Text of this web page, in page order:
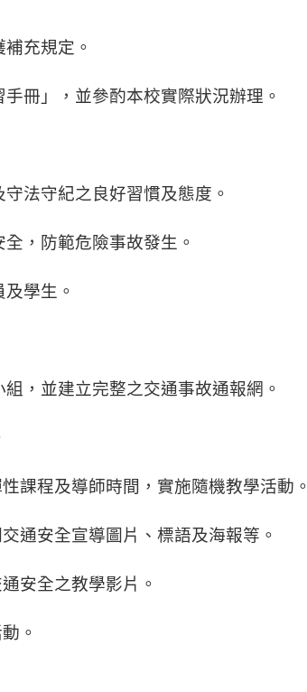
充規定。
冊」，並參酌本校實際狀況辦理。
法守紀之良好習慣及態度。
，防範危險事故發生。
學生。
，並建立完整之交通事故通報網。
課程及導師時間，實施隨機教學活動。
通安全宣導圖片、標語及海報等。
安全之教學影片。
。